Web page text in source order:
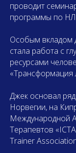
проводит
программы по
Особым вкладом
стала работа с
ресурсами
Джек основал
Норвегии, на
Международной
Терапевтов
Trainer